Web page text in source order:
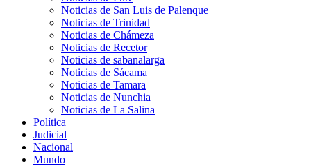
Noticias de San Luis de Palenque
Noticias de Trinidad
Noticias de Chámeza
Noticias de Recetor
Noticias de sabanalarga
Noticias de Sácama
Noticias de Tamara
Noticias de Nunchia
Noticias de La Salina
Política
Judicial
Nacional
Mundo